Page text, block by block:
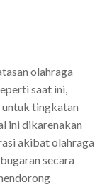
olahraga
saat ini,
untuk tingkatan
ini dikarenakan
akibat olahraga
secara